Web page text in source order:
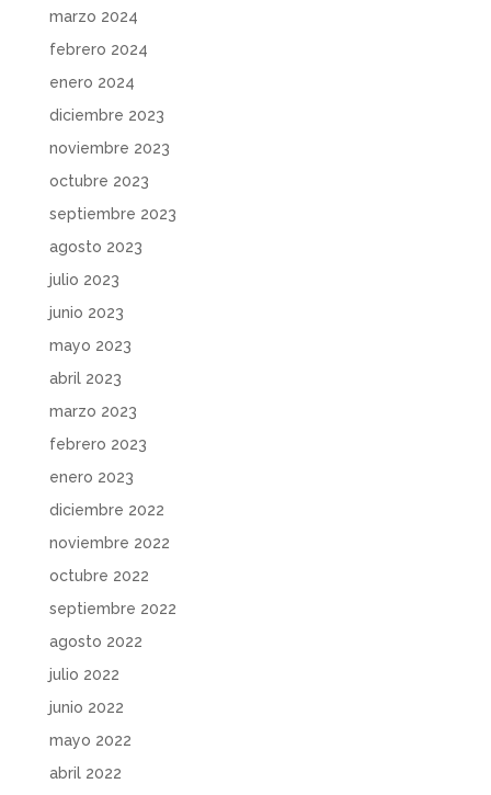
marzo 2024
febrero 2024
enero 2024
diciembre 2023
noviembre 2023
octubre 2023
septiembre 2023
agosto 2023
julio 2023
junio 2023
mayo 2023
abril 2023
marzo 2023
febrero 2023
enero 2023
diciembre 2022
noviembre 2022
octubre 2022
septiembre 2022
agosto 2022
julio 2022
junio 2022
mayo 2022
abril 2022